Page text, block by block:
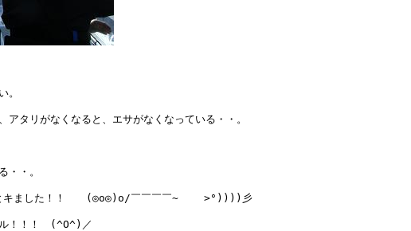
。
タリがなくなると、エサがなくなっている・・。
・・。
キました！！　　(◎o◎)o/￣￣￣￣~    >°))))彡
！！！　(^O^)／